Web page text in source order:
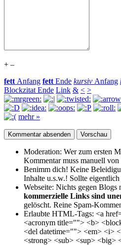
+ –
fett Anfang fett Ende kursiv Anfang
Blockzitat Ende Link & < >
mehr »
Moderation: Wer zum ersten
Kommentar muss manuell
Benimm dich! Keine
Inhalte u.s.w.! Sollte
Webseite: Nichts gegen Blogs
kommerzielle Links sind
gelöscht. Reine Spam-
Erlaubte HTML-Tags: <a
<acronym title=""> <b>
<del datetime=""> <em> <i>
<strong> <sub> <sup> <big>